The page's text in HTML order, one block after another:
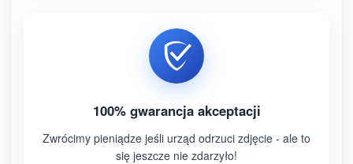
100% gwarancja akceptacji
Zwrócimy pieniądze jeśli urząd odrzuci zdjęcie - ale to
się jeszcze nie zdarzyło!